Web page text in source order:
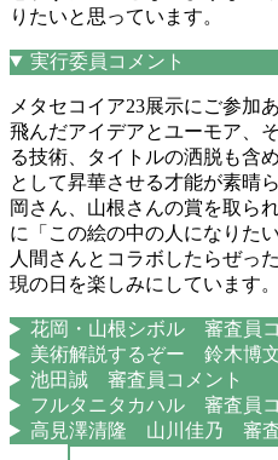
りたいと思っています。
実行委員コメント
メタセコイア23展示にご参加
飛んだアイデアとユーモア、
る技術、タイトルの洒脱も含
として昇華させる才能が素晴
岡さん、山根さんの賞を取ら
に「この絵の中の人になりた
人間さんとコラボしたらぜっ
現の日を楽しみにしています。
花岡・山根シボル 審査員
美術解説するぞー 鈴木博
池田誠 審査員コメント
フルタニタカハル 審査員
高見澤清隆 山川佳乃 審査